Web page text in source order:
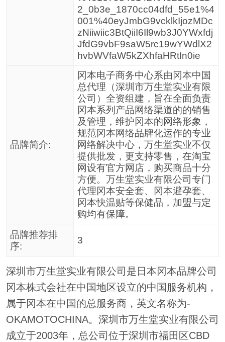
2_0b3e_1870cc04dfd_55e1%4
001%40eyJmbG9vcklkIjozMDc
zNiiwiic3BtQiiI6Il9wb3J0YWxfdj
JfdG9vbF9saW5rc19wYWdlX2
hvbWVfaW5kZXhfaHRtIn0ie
品牌简介:
冈本电子商务中心系由冈本中国
总代理（深圳市万生堂实业有限
公司）全资组建，旨在全面负责
冈本系列产品网络渠道的的销售
及管理，维护冈本的网络形象，
规范冈本网络品牌化运作的专业
网络解决中心，万生堂实业不仅
提供批发，更支持零售，在淘宝
网设有官方网店，购买商品十分
方便。万生堂实业有限公司专门
代理冈本安全套、冈本避孕套、
冈本快温贴等保健品，加盟与定
购均有保障。
品牌推荐排
序:
3
深圳市万生堂实业有限公司是日本冈本品牌公司
冈本株式会社在中国地区设立的中国服务机构，
属于冈本在中国的总服务商，英文名称为-
OKAMOTOCHINA。深圳市万生堂实业有限公司
成立于2003年，总公司位于深圳市福田区CBD